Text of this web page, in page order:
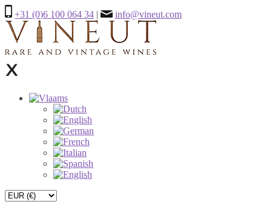
+31 (0)6 100 064 34 | info@vineut.com